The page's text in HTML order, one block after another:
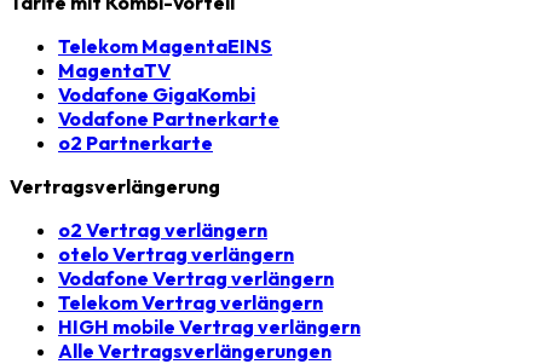
Telekom MagentaEINS
MagentaTV
Vodafone GigaKombi
Vodafone Partnerkarte
o2 Partnerkarte
Vertragsverlängerung
o2 Vertrag verlängern
otelo Vertrag verlängern
Vodafone Vertrag verlängern
Telekom Vertrag verlängern
HIGH mobile Vertrag verlängern
Alle Vertragsverlängerungen